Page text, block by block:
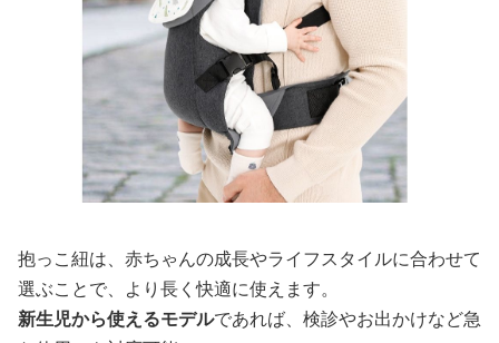
抱っこ紐は、赤ちゃんの成長やライフスタイルに合わせて
選ぶことで、より長く快適に使えます。
新生児から使えるモデルであれば、検診やお出かけなど急